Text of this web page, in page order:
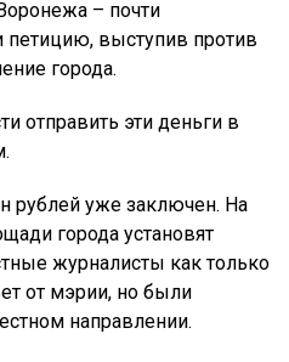
– почти
петицию, выступив против
города.
отправить эти деньги в
рублей уже заключен. На
города установят
журналисты как только
от мэрии, но были
направлении.